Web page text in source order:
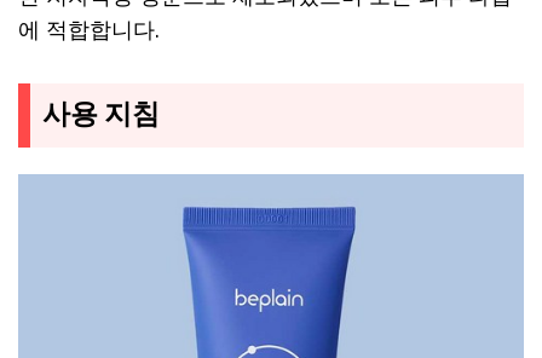
에 적합합니다.
사용 지침